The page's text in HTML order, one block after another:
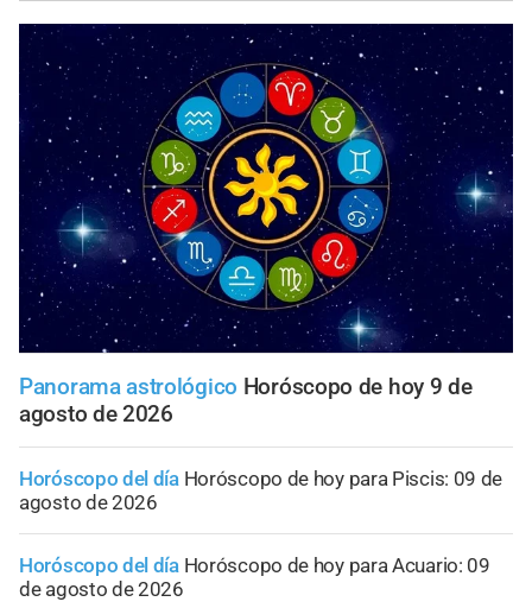
Panorama astrológico Horóscopo de hoy 9 de
agosto de 2026
Horóscopo del día Horóscopo de hoy para Piscis: 09 de
agosto de 2026
Horóscopo del día Horóscopo de hoy para Acuario: 09
de agosto de 2026